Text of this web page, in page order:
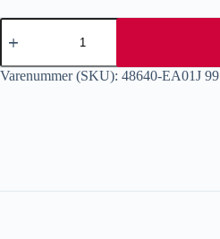
Varenummer (SKU): 48640-EA01J 99